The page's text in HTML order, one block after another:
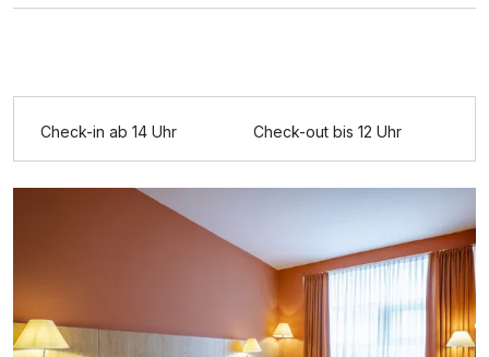
259,50 €
Juniorsuite/n
Check-in ab 14 Uhr Check-out bis 12 Uhr